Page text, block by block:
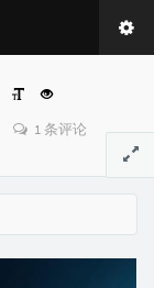
1 条评论